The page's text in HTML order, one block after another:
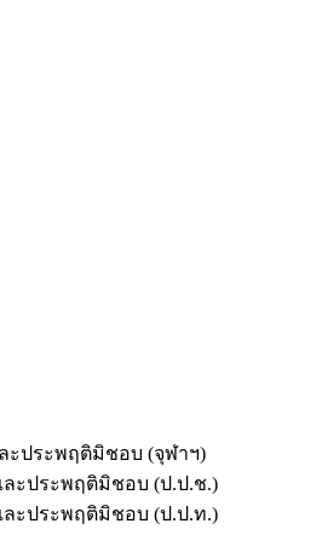
ะประพฤติมิชอบ (จุฬาฯ)
ละประพฤติมิชอบ (ป.ป.ช.)
ละประพฤติมิชอบ (ป.ป.ท.)